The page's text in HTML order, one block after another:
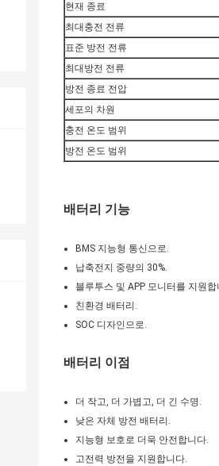
현재 종료
최대충전 전류
표준 방전 전류
최대방전 전류
방전 종료 전압
세포의 차원
충전 온도 범위
방전 온도 범위
배터리 기능
BMS 지능형 통신으로.
납축전지 중량의 30%.
블루투스 및 APP 모니터를 지원합
친환경 배터리.
SOC 디자인으로.
배터리 이점
더 작고, 더 가볍고, 더 긴 수명.
낮은 자체 방전 배터리.
지능형 보호로 더욱 안전합니다.
고전력 방전을 지원합니다.